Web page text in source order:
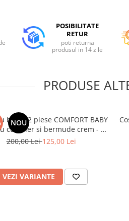
POSIBILITATE
RETUR
poti returna
produsul in 14 zile
PRODUSE
NOU
baieti 2 piese COMFORT BABY
cu guler si bermude crem - 3-
4-5-6 ani
200,00 Lei125,00 Lei
VEZI VARIANTE